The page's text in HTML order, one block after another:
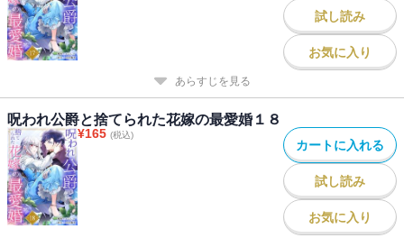
試し読み
お気に入り
あらすじを見る
呪われ公爵と捨てられた花嫁の最愛婚１８
¥165 (税込)
カートに入れる
試し読み
お気に入り